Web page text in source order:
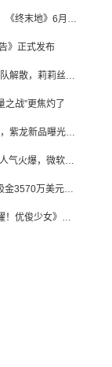
仅苹果谷歌商店半年吸金超8亿，《终末地》6月份收入显著回暖
》正式发布
腾讯曝百亿收购案，《辉烬》团队解散，莉莉丝新作曝光｜陀螺周报
之战”更焦灼了
三七网易Avia放假看世界杯决赛，紫龙新品曝光，米哈游新作上线 | 陀螺周报
暑期档新作扎堆，BW2026全球人气火爆，微软XBOX大裁员|陀螺周报
《皮克敏 Bloom》2026上半年吸金3570万美元，中国台湾成最大市场
出海首年营收超1亿美元，《闪耀！优俊少女》美国市场占比达七成